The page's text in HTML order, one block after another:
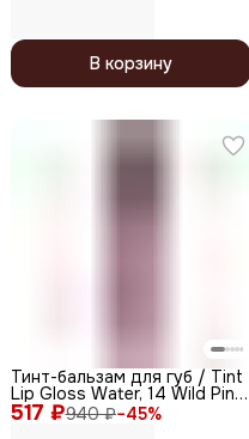
В корзину
517 ₽940 ₽−45%
Тинт-бальзам для губ / Tint
Lip Gloss Water, 14 Wild Pink,
5,5 мл